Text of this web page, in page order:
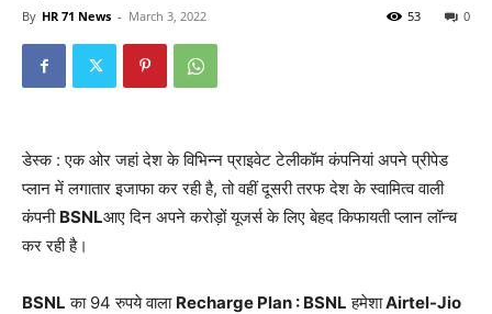
By HR 71 News - March 3, 2022 0
53
डेस्क : एक ओर जहां देश के विभिन्न प्राइवेट टेलीकॉम कंपनियां अपने प्रीपेड
प्लान में लगातार इजाफा कर रही है, तो वहीं दूसरी तरफ देश के स्वामित्व वाली
कंपनी BSNLआए दिन अपने करोड़ों यूजर्स के लिए बेहद किफायती प्लान लॉन्च
कर रही है।
BSNL का 94 रुपये वाला Recharge Plan : BSNL हमेशाAirtel-Jio